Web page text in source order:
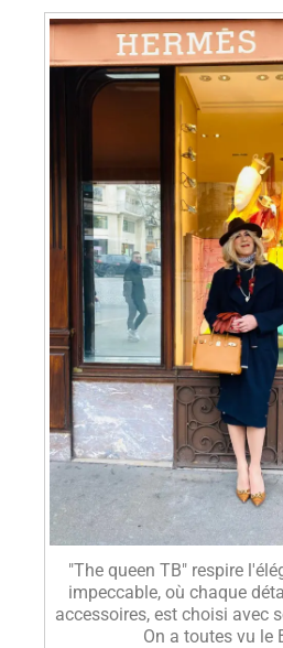
"The queen TB" respire
impeccable, où chaque
accessoires, est choisi avec
On a toutes vu le